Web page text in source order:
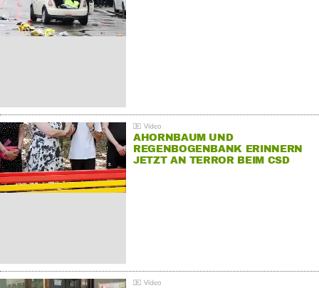
AHORNBAUM UND
REGENBOGENBANK ERINNERN
JETZT AN TERROR BEIM CSD